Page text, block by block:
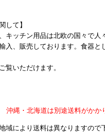
して】
キッチン用品は北欧の国々で
入、販売しております。食器
覧いただけます。
縄・北海道は別途送料がかか
域により送料は異なりますので